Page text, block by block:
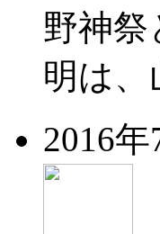
野神
明は
2016年